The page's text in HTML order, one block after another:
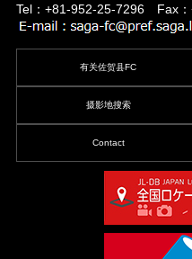
Tel：+81-952-25-7296 Fax
有关佐贺县FC
摄影地搜索
Contact